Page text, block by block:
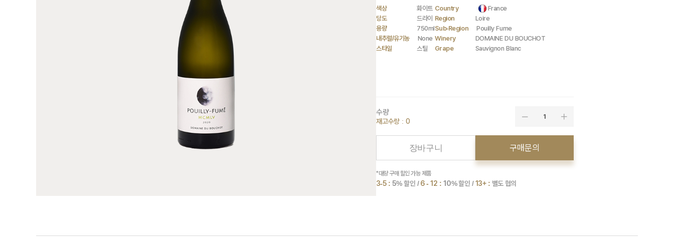
색상
화이트
당도
드라이
용량
750ml
내추럴/유기농
None
스타일
스틸
Country
France
Region
Loire
Sub-Region
Pouilly Fume
Winery
DOMAINE DU BOUCHOT
Grape
Sauvignon Blanc
수량
재고수량 : 0
1
장바구니 구매문의
*대량 구매 할인 가능 제품
3-5 : 5% 할인 /6 - 12 : 10% 할인 /13+ : 별도 협의